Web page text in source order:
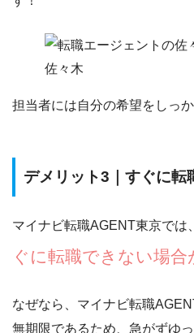
佐々木
担当者には自分の希望をしっ
デメリット3｜すぐに転
マイナビ転職AGENT東京では
ぐに転職できない場合
なぜなら、マイナビ転職
無期限であるため、急がずゆ